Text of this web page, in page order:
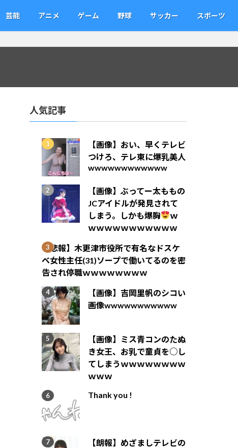
芸能 アニメ ゲーム 野球 サッカー スポーツ
人気記事
【画像】おい、早くテレビ
つけろ、テレ東に爆乳美人
wwwwwwwwwwww
【画像】ぶってー太ももの
JCアイドルが発見されて
しまう。しかも爆胸
ｗ
ｗｗｗｗｗｗｗｗｗｗｗ
【悲報】木更津市役所で有名なドスケ
ベ女性主任(31)ソープで働いてるのを密
告され停職ｗｗｗｗｗｗｗｗ
【画像】吉岡里帆のシコい
画像wwwwwwwwwww
【画像】ミス青コンのたぬ
き女王、お乳で童貞を○し
てしまうｗｗｗｗｗｗｗｗ
ｗｗｗ
Thank you !
【朗報】めざましテレビの